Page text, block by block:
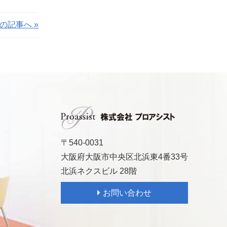
記事へ »
〒540-0031
大阪府大阪市中央区北浜東4番33号
北浜ネクスビル 28階
お問い合わせ